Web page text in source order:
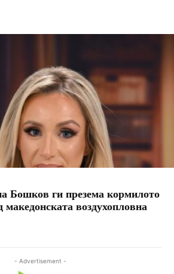
Бошков ги презема кормилото
македонската воздухопловна
- Advertisement -